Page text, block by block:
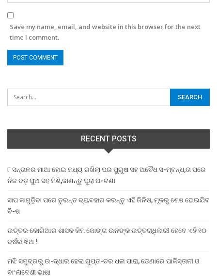
Save my name, email, and website in this browser for the next
time I comment.
RECENT POSTS
୮ ସନ୍ତାନର ମାଆ ହୋଇ ମଧ୍ୟ ରଖିଲା ପର ପୁରୁଷ ସହ ଅବୈଧ ସ-ମ୍ବନ୍ଧ,ତା ପରେ
ନିଜ ବଡ଼ ପୁଅ ସହ ମିଶି,ଜାଣନ୍ତୁ ପୁରା ଘ-ଟଣା
ସାପ କାମୁଡ଼ିବା ପରେ ତୁରନ୍ତ ବ୍ୟବହାର କରନ୍ତୁ ଏହି ଜିନିଷ, ମୂଳରୁ ଶେଷ ହୋଇଯିବ
ବି-ଷ
ଉତ୍ତର କୋରିଆର ଶାସକ କିମ ଜୋଙ୍ଗ ଉନଙ୍କ ଉତ୍ତରାଧିକାରୀ ହେବେ ଏହି ୧୦
ବର୍ଷର ଝିଅ !
ମଝି ସମୁଦ୍ରରୁ ଉ-ଦ୍ଧାର ହେଲା ଗୁପ୍ତ-ଚର ଧଳା ପାରା, ଡେଣାରେ ପାକିସ୍ତାନୀ ଓ
ବାଂଲାଦେଶୀ ଭାଷା